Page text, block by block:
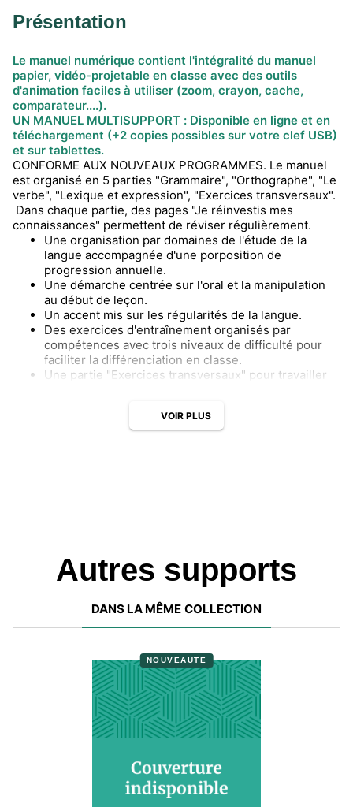
Présentation
Le manuel numérique contient l'intégralité du manuel
papier, vidéo-projetable en classe avec des outils
d'animation faciles à utiliser (zoom, crayon, cache,
comparateur....).
UN MANUEL MULTISUPPORT : Disponible en ligne et en
téléchargement (+2 copies possibles sur votre clef USB)
et sur tablettes.
CONFORME AUX NOUVEAUX PROGRAMMES. Le manuel
est organisé en 5 parties "Grammaire", "Orthographe", "Le
verbe", "Lexique et expression", "Exercices transversaux".
Dans chaque partie, des pages "Je réinvestis mes
connaissances" permettent de réviser régulièrement.
Une organisation par domaines de l'étude de la
langue accompagnée d'une porposition de
progression annuelle.
Une démarche centrée sur l'oral et la manipulation
au début de leçon.
Un accent mis sur les régularités de la langue.
Des exercices d'entraînement organisés par
compétences avec trois niveaux de difficulté pour
faciliter la différenciation en classe.
Une partie "Exercices transversaux" pour travailler
VOIR PLUS
Autres supports
DANS LA MÊME COLLECTION
NOUVEAUTÉ